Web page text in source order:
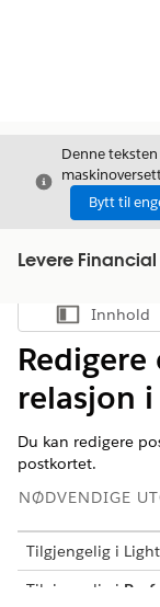
Avslutt
Denne
Bytt til
Levere
Vis
Innhold
relasjon i
Du kan redigere
postkortet.
NØDVENDIGE
Tilgjengelig i
Tilgjengelig i